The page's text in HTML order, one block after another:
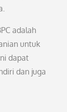
adalah
untuk
dapat
dan juga